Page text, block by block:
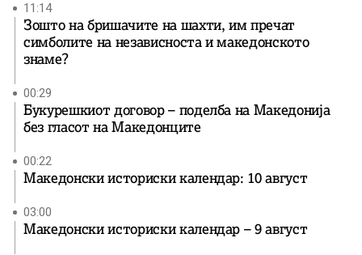
11:14
Зошто на бришачите на шахти, им пречат
симболите на независноста и македонското
знаме?
00:29
Букурешкиот договор – поделба на Македонија
без гласот на Македонците
00:22
Македонски историски календар: 10 август
03:00
Македонски историски календар – 9 август